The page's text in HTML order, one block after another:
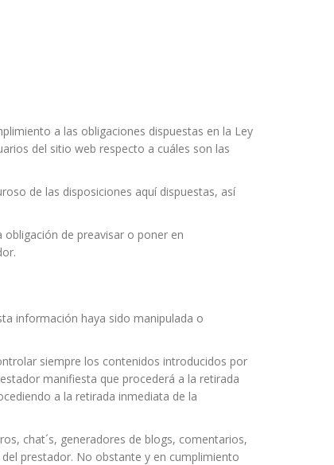
a las obligaciones dispuestas en la Ley
del sitio web respecto a cuáles son las
de las disposiciones aquí dispuestas, así
de preavisar o poner en
información haya sido manipulada o
siempre los contenidos introducidos por
manifiesta que procederá a la retirada
a la retirada inmediata de la
chat´s, generadores de blogs, comentarios,
prestador. No obstante y en cumplimiento